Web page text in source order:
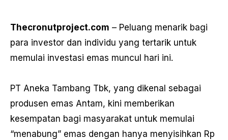
Thecronutproject.com – Peluang menarik bagi
para investor dan individu yang tertarik untuk
memulai investasi emas muncul hari ini.
PT Aneka Tambang Tbk, yang dikenal sebagai
produsen emas Antam, kini memberikan
kesempatan bagi masyarakat untuk memulai
“menabung” emas dengan hanya menyisihkan Rp